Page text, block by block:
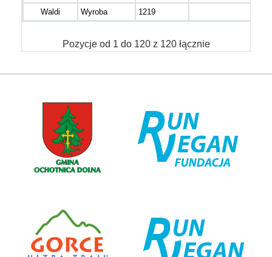
Waldi
Wyroba 1219
Pozycje od 1 do 120 z 120 łącznie